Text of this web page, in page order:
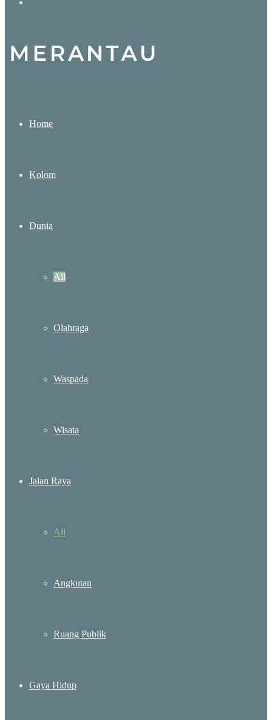
for
Home
Kolom
Dunia
All
Olahraga
Waspada
Wisata
Jalan Raya
All
Angkutan
Ruang Publik
Gaya Hidup